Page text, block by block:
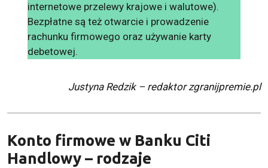
internetowe przelewy krajowe i walutowe).
Bezpłatne są też otwarcie i prowadzenie
rachunku firmowego oraz używanie karty
debetowej.
Justyna Redzik – redaktor zgranijpremie.pl
Konto firmowe w Banku Citi
Handlowy – rodzaje